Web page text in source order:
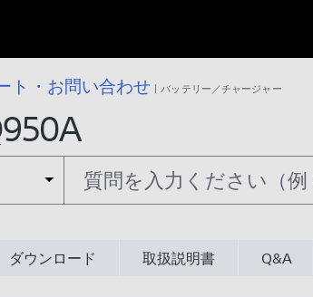
ト・お問い合わせ バッテリー／チャージャー
ダウンロード 取扱説明書 Q&A